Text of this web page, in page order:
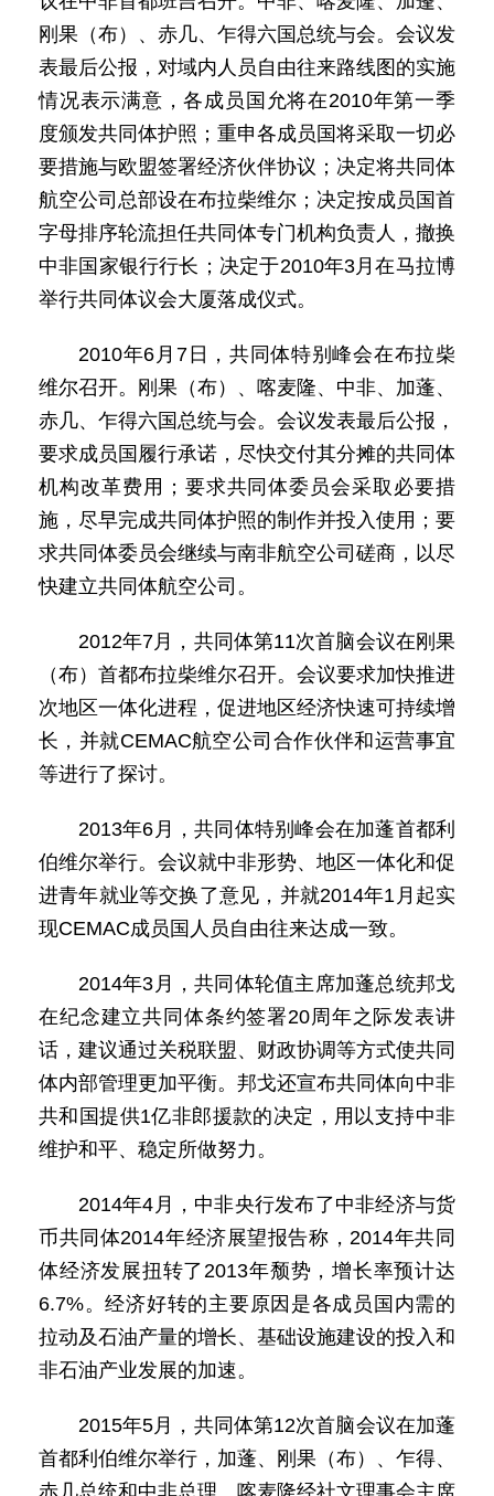
刚果（布）、赤几、乍得六国总统与会。会议发
表最后公报，对域内人员自由往来路线图的实施
情况表示满意，各成员国允将在2010年第一季
度颁发共同体护照；重申各成员国将采取一切必
要措施与欧盟签署经济伙伴协议；决定将共同体
航空公司总部设在布拉柴维尔；决定按成员国首
字母排序轮流担任共同体专门机构负责人，撤换
中非国家银行行长；决定于2010年3月在马拉博
举行共同体议会大厦落成仪式。
2010年6月7日，共同体特别峰会在布拉柴
维尔召开。刚果（布）、喀麦隆、中非、加蓬、
赤几、乍得六国总统与会。会议发表最后公报，
要求成员国履行承诺，尽快交付其分摊的共同体
机构改革费用；要求共同体委员会采取必要措
施，尽早完成共同体护照的制作并投入使用；要
求共同体委员会继续与南非航空公司磋商，以尽
快建立共同体航空公司。
2012年7月，共同体第11次首脑会议在刚果
（布）首都布拉柴维尔召开。会议要求加快推进
次地区一体化进程，促进地区经济快速可持续增
长，并就CEMAC航空公司合作伙伴和运营事宜
等进行了探讨。
2013年6月，共同体特别峰会在加蓬首都利
伯维尔举行。会议就中非形势、地区一体化和促
进青年就业等交换了意见，并就2014年1月起实
现CEMAC成员国人员自由往来达成一致。
2014年3月，共同体轮值主席加蓬总统邦戈
在纪念建立共同体条约签署20周年之际发表讲
话，建议通过关税联盟、财政协调等方式使共同
体内部管理更加平衡。邦戈还宣布共同体向中非
共和国提供1亿非郎援款的决定，用以支持中非
维护和平、稳定所做努力。
2014年4月，中非央行发布了中非经济与货
币共同体2014年经济展望报告称，2014年共同
体经济发展扭转了2013年颓势，增长率预计达
6.7%。经济好转的主要原因是各成员国内需的
拉动及石油产量的增长、基础设施建设的投入和
非石油产业发展的加速。
2015年5月，共同体第12次首脑会议在加蓬
首都利伯维尔举行，加蓬、刚果（布）、乍得、
赤几总统和中非总理、喀麦隆经社文理事会主席